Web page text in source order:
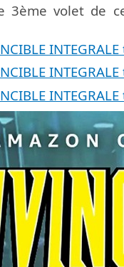
3ème volet de